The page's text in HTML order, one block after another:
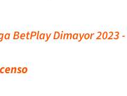
BetPlay Dimayor 2023 -